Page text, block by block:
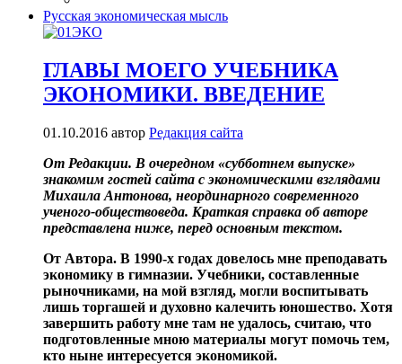
Русская экономическая мысль
ГЛАВЫ МОЕГО УЧЕБНИКА
ЭКОНОМИКИ. ВВЕДЕНИЕ
01.10.2016 автор Редакция сайта
От Редакции. В очередном «субботнем выпуске»
знакомим гостей сайта с экономическими взглядами
Михаила Антонова, неординарного современного
ученого-обществоведа. Краткая справка об авторе
представлена ниже, перед основным текстом.
От Автора. В 1990-х годах довелось мне преподавать
экономику в гимназии. Учебники, составленные
рыночниками, на мой взгляд, могли воспитывать
лишь торгашей и духовно калечить юношество. Хотя
завершить работу мне там не удалось, считаю, что
подготовленные мною материалы могут помочь тем,
кто ныне интересуется экономикой.